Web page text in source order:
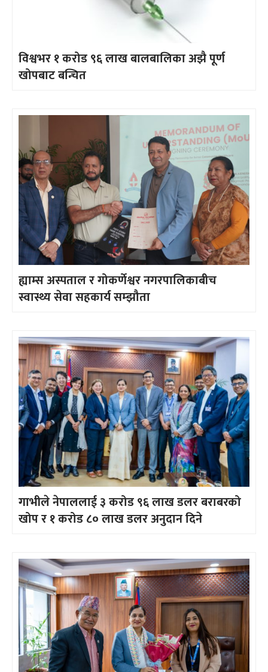
विश्वभर १ करोड ९६ लाख बालबालिका अझै पूर्ण
खोपबाट बन्चित
ह्याम्स अस्पताल र गोकर्णेश्वर नगरपालिकाबीच
स्वास्थ्य सेवा सहकार्य सम्झौता
गाभीले नेपाललाई ३ करोड ९६ लाख डलर बराबरको
खोप र १ करोड ८० लाख डलर अनुदान दिने